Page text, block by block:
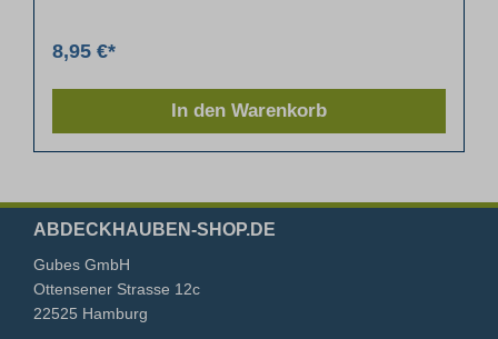
8,95 €*
In den Warenkorb
ABDECKHAUBEN-SHOP.DE
Gubes GmbH
Ottensener Strasse 12c
22525 Hamburg